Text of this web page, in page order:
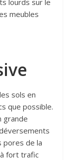
meubles
sols en
que possible.
grande
pores de la
fort trafic